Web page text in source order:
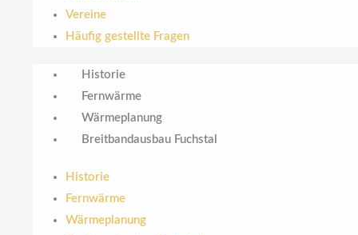
Vereine
Häufig gestellte Fragen
Historie
Fernwärme
Wärmeplanung
Breitbandausbau Fuchstal
Historie
Fernwärme
Wärmeplanung